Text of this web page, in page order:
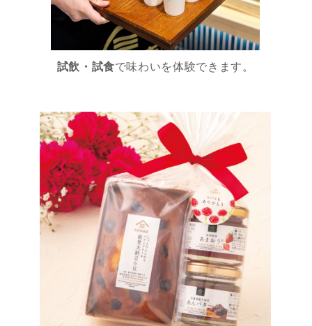
試飲・試食で味わいを体験できます。